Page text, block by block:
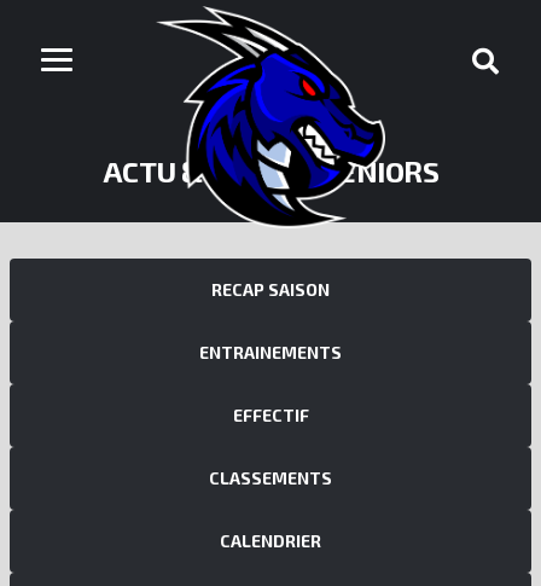
ACTU & PHOTOS SÉNIORS
RECAP SAISON
ENTRAINEMENTS
EFFECTIF
CLASSEMENTS
CALENDRIER